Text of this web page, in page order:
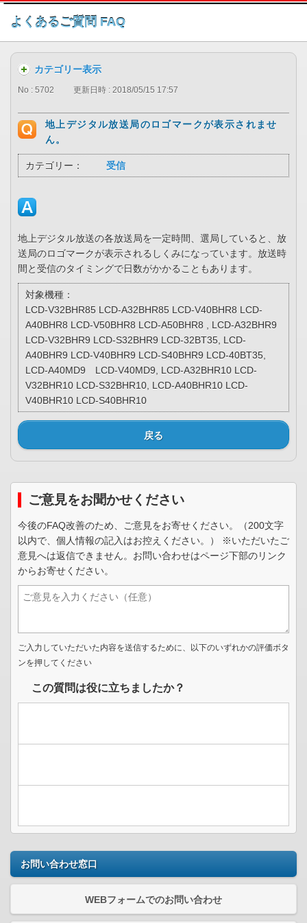
このページの本文へ
よくあるご質問 FAQ
カテゴリー表示
No : 5702 更新日時 : 2018/05/15 17:57
地上デジタル放送局のロゴマークが表示されませ
ん。
カテゴリー： 受信
地上デジタル放送の各放送局を一定時間、選局していると、放
送局のロゴマークが表示されるしくみになっています。放送時
間と受信のタイミングで日数がかかることもあります。
対象機種：
LCD-V32BHR85 LCD-A32BHR85 LCD-V40BHR8 LCD-
A40BHR8 LCD-V50BHR8 LCD-A50BHR8 , LCD-A32BHR9
LCD-V32BHR9 LCD-S32BHR9 LCD-32BT35, LCD-
A40BHR9 LCD-V40BHR9 LCD-S40BHR9 LCD-40BT35,
LCD-A40MD9 LCD-V40MD9, LCD-A32BHR10 LCD-
V32BHR10 LCD-S32BHR10, LCD-A40BHR10 LCD-
V40BHR10 LCD-S40BHR10
戻る
ご意見をお聞かせください
今後のFAQ改善のため、ご意見をお寄せください。（200文字
以内で、個人情報の記入はお控えください。） ※いただいたご
意見へは返信できません。お問い合わせはページ下部のリンク
からお寄せください。
ご入力していただいた内容を送信するために、以下のいずれかの評価ボタ
ンを押してください
この質問は役に立ちましたか？
お問い合わせ窓口
WEBフォームでのお問い合わせ